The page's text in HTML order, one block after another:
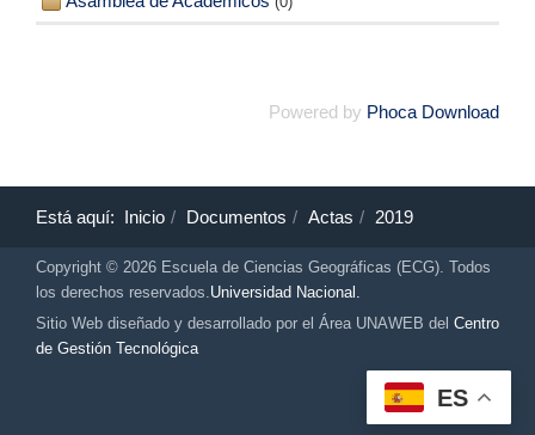
ES
Powered by Phoca Download
Está aquí: Inicio Documentos Actas 2019
Copyright © 2026 Escuela de Ciencias Geográficas (ECG). Todos
los derechos reservados.Universidad Nacional.
Sitio Web diseñado y desarrollado por el Área UNAWEB del Centro
de Gestión Tecnológica